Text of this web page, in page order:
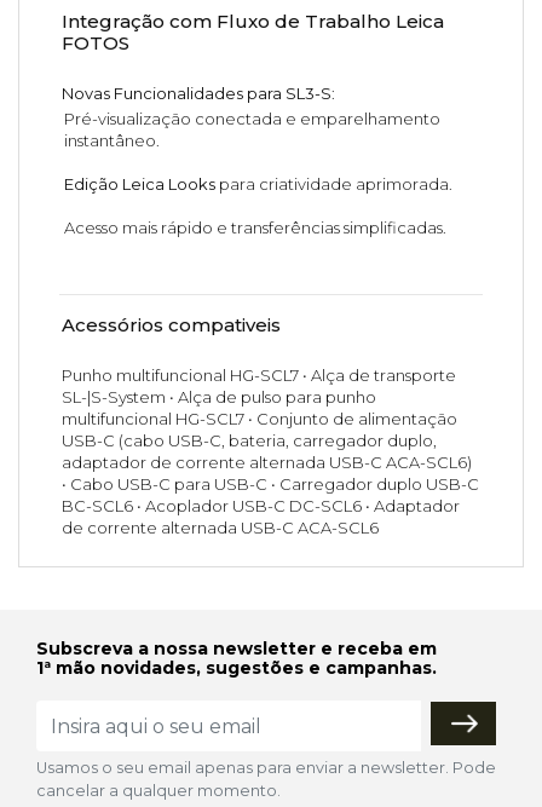
Integração com Fluxo de Trabalho Leica
FOTOS
Novas Funcionalidades para SL3-S:
Pré-visualização conectada e emparelhamento
instantâneo.
Edição Leica Looks para criatividade aprimorada.
Acesso mais rápido e transferências simplificadas.
Acessórios compativeis
Punho multifuncional HG-SCL7 • Alça de transporte
SL-|S-System • Alça de pulso para punho
multifuncional HG-SCL7 • Conjunto de alimentação
USB-C (cabo USB-C, bateria, carregador duplo,
adaptador de corrente alternada USB-C ACA-SCL6)
• Cabo USB-C para USB-C • Carregador duplo USB-C
BC-SCL6 • Acoplador USB-C DC-SCL6 • Adaptador
de corrente alternada USB-C ACA-SCL6
Subscreva a nossa newsletter e receba em
1ª mão novidades, sugestões e campanhas.
Usamos o seu email apenas para enviar a newsletter. Pode
cancelar a qualquer momento.